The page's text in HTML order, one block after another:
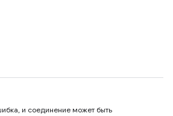
и соединение может быть